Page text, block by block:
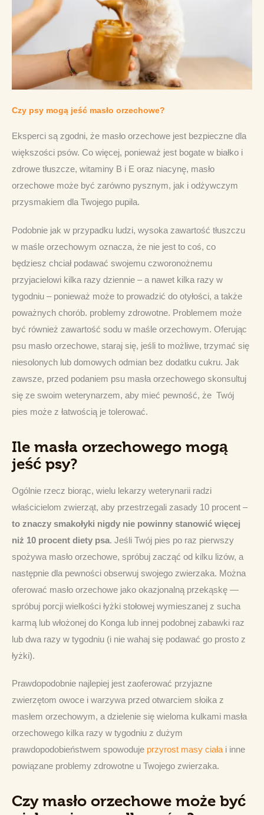
Czy psy mogą jeść masło orzechowe?
Eksperci są zgodni, że masło orzechowe jest bezpieczne dla
większości psów. Co więcej, ponieważ jest bogate w białko i
zdrowe tłuszcze, witaminy B i E oraz niacynę, masło
orzechowe może być zarówno pysznym, jak i odżywczym
przysmakiem dla Twojego pupila.
Podobnie jak w przypadku ludzi, wysoka zawartość tłuszczu
w maśle orzechowym oznacza, że ​​nie jest to coś, co
będziesz chciał podawać swojemu czworonożnemu
przyjacielowi kilka razy dziennie – a nawet kilka razy w
tygodniu – ponieważ może to prowadzić do otyłości, a także
poważnych chorób. problemy zdrowotne. Problemem może
być również zawartość sodu w maśle orzechowym. Oferując
psu masło orzechowe, staraj się, jeśli to możliwe, trzymać się
niesolonych lub domowych odmian bez dodatku cukru. Jak
zawsze, przed podaniem psu masła orzechowego skonsultuj
się ze swoim weterynarzem, aby mieć pewność, że  Twój
pies może z łatwością je tolerować.
Ile masła orzechowego mogą
jeść psy?
Ogólnie rzecz biorąc, wielu lekarzy weterynarii radzi
właścicielom zwierząt, aby przestrzegali zasady 10 procent –
to znaczy smakołyki nigdy nie powinny stanowić więcej
niż 10 procent diety psa. Jeśli Twój pies po raz pierwszy
spożywa masło orzechowe, spróbuj zacząć od kilku lizów, a
następnie dla pewności obserwuj swojego zwierzaka. Można
oferować masło orzechowe jako okazjonalną przekąskę —
spróbuj porcji wielkości łyżki stołowej wymieszanej z sucha
karmą lub włożonej do Konga lub innej podobnej zabawki raz
lub dwa razy w tygodniu (i nie wahaj się podawać go prosto z
łyżki).
Prawdopodobnie najlepiej jest zaoferować przyjazne
zwierzętom owoce i warzywa przed otwarciem słoika z
masłem orzechowym, a dzielenie się wieloma kulkami masła
orzechowego kilka razy w tygodniu z dużym
prawdopodobieństwem spowoduje przyrost masy ciała i inne
powiązane problemy zdrowotne u Twojego zwierzaka.
Czy masło orzechowe może być